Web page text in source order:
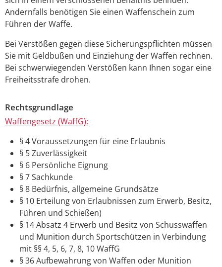
Andernfalls benötigen Sie einen Waffenschein zum
Führen der Waffe.
Bei Verstößen gegen diese Sicherungspflichten müssen
Sie mit Geldbußen und Einziehung der Waffen rechnen.
Bei schwerwiegenden Verstößen kann Ihnen sogar eine
Freiheitsstrafe drohen.
Rechtsgrundlage
Waffengesetz (WaffG):
§ 4 Voraussetzungen für eine Erlaubnis
§ 5 Zuverlässigkeit
§ 6 Persönliche Eignung
§ 7 Sachkunde
§ 8 Bedürfnis, allgemeine Grundsätze
§ 10 Erteilung von Erlaubnissen zum Erwerb, Besitz,
Führen und Schießen)
§ 14 Absatz 4 Erwerb und Besitz von Schusswaffen
und Munition durch Sportschützen in Verbindung
mit §§ 4, 5, 6, 7, 8, 10 WaffG
§ 36 Aufbewahrung von Waffen oder Munition